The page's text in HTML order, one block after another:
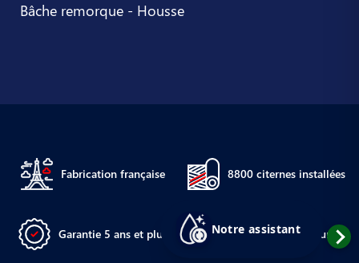
Bâche remorque - Housse
Fabrication française 8800 citernes installées
Garantie 5 ans et plus Citernes sur mesure
Notre assistant